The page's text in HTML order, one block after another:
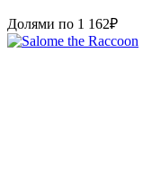
Долями по 1 162₽